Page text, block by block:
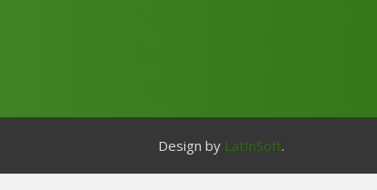
Design by LatInSoft.